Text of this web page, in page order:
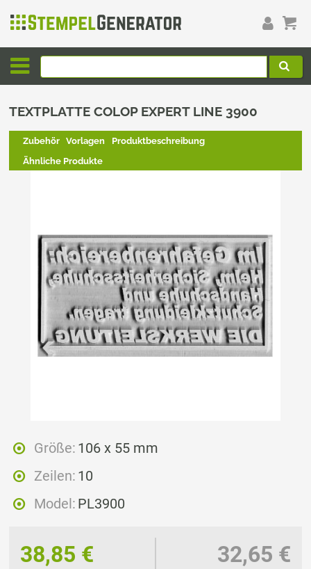
TEXTPLATTE COLOP EXPERT LINE 3900
Zubehör Vorlagen
Produktbeschreibung
Ähnliche Produkte
Größe: 106 x 55 mm
Zeilen: 10
Model: PL3900
38,85 € 32,65 €